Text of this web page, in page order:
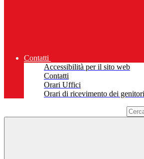
Contatti
Accessibilità per il sito web
Contatti
Orari Uffici
Orari di ricevimento dei